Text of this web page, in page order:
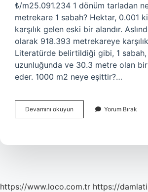
₺/m25.091.234 1 dönüm tarladan
metrekare 1 sabah? Hektar, 0.001
karşılık gelen eski bir alandır.
olarak 918.393 metrekareye
Literatürde belirtildiği gibi, 1
uzunluğunda ve 30.3 metre olan bir
eder. 1000 m2 neye eşittir?…
Devamını okuyun Dönümü
Ne
Yorum Bırak
https://www.loco.com.tr https://